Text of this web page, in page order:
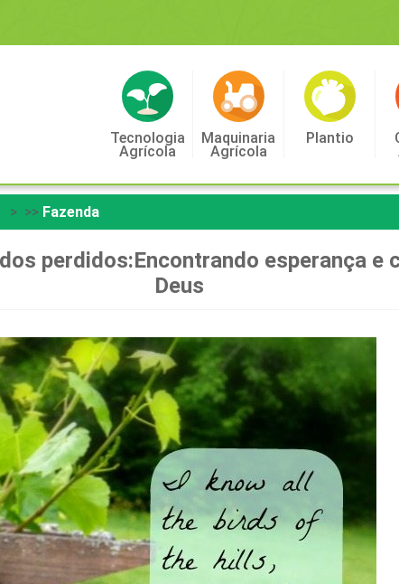
Tecnologia
Agrícola
Maquinaria
Agrícola
Plantio
> >> Fazenda
perdidos:Encontrando esperança e
Deus